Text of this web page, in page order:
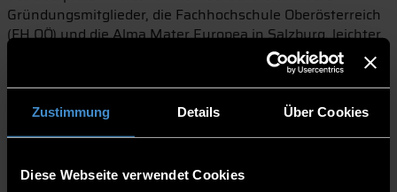
Zustimmung Details Über Cookies
Diese Webseite verwendet Cookies
Gründungsmitglieder, die Fachhochschule Oberösterreich
(FH OÖ) und die Alma Mater Europea in Salzburg, leichter
über europäische Grenzen hinweg zu kooperieren.
Konkret erleichtert der EVTZ die Einreichung europäischer
Projektanträge im Hochschulbereich und damit das
Einwerben von Fördermitteln, wie Staatsminister für
Wissenschaft und Kunst, Bernd Sibler, hervorhebt.
bedeutet die Genehmigung des EVTZ, dass der Austausch